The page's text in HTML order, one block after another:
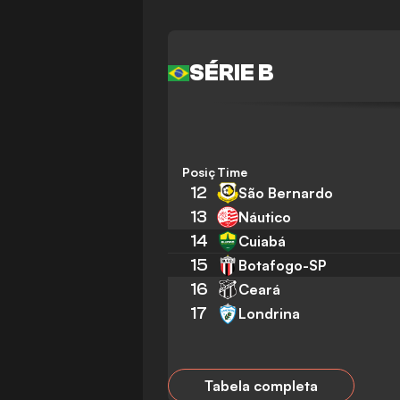
SÉRIE B
PosiçãoTime
12 São Bernardo
13 Náutico
14 Cuiabá
15 Botafogo-SP
16 Ceará
17 Londrina
Tabela completa